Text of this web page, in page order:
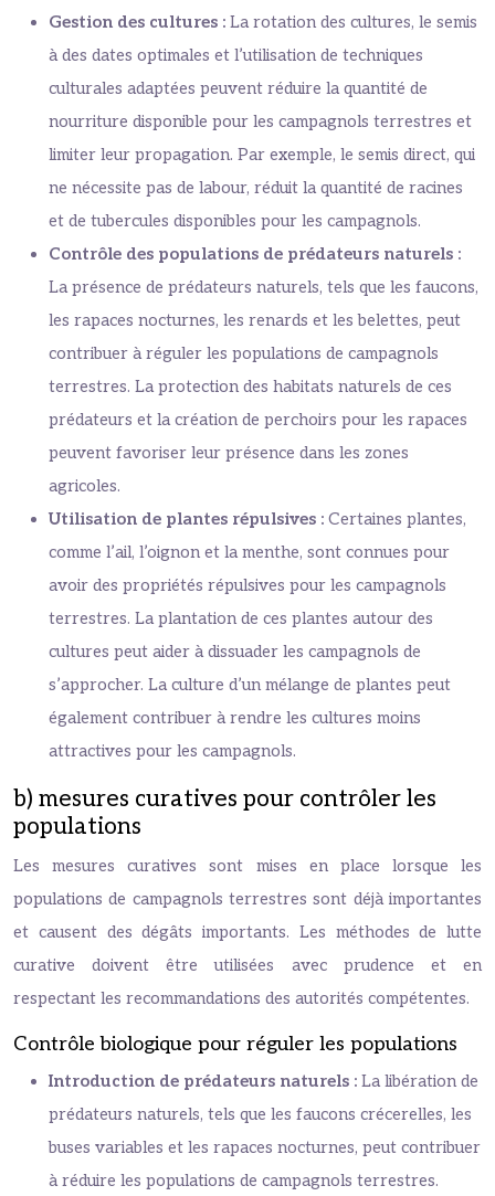
Gestion des cultures : La rotation des cultures, le semis
à des dates optimales et l’utilisation de techniques
culturales adaptées peuvent réduire la quantité de
nourriture disponible pour les campagnols terrestres et
limiter leur propagation. Par exemple, le semis direct, qui
ne nécessite pas de labour, réduit la quantité de racines
et de tubercules disponibles pour les campagnols.
Contrôle des populations de prédateurs naturels :
La présence de prédateurs naturels, tels que les faucons,
les rapaces nocturnes, les renards et les belettes, peut
contribuer à réguler les populations de campagnols
terrestres. La protection des habitats naturels de ces
prédateurs et la création de perchoirs pour les rapaces
peuvent favoriser leur présence dans les zones
agricoles.
Utilisation de plantes répulsives : Certaines plantes,
comme l’ail, l’oignon et la menthe, sont connues pour
avoir des propriétés répulsives pour les campagnols
terrestres. La plantation de ces plantes autour des
cultures peut aider à dissuader les campagnols de
s’approcher. La culture d’un mélange de plantes peut
également contribuer à rendre les cultures moins
attractives pour les campagnols.
b) mesures curatives pour contrôler les
populations
Les mesures curatives sont mises en place lorsque les
populations de campagnols terrestres sont déjà importantes
et causent des dégâts importants. Les méthodes de lutte
curative doivent être utilisées avec prudence et en
respectant les recommandations des autorités compétentes.
Contrôle biologique pour réguler les populations
Introduction de prédateurs naturels : La libération de
prédateurs naturels, tels que les faucons crécerelles, les
buses variables et les rapaces nocturnes, peut contribuer
à réduire les populations de campagnols terrestres.